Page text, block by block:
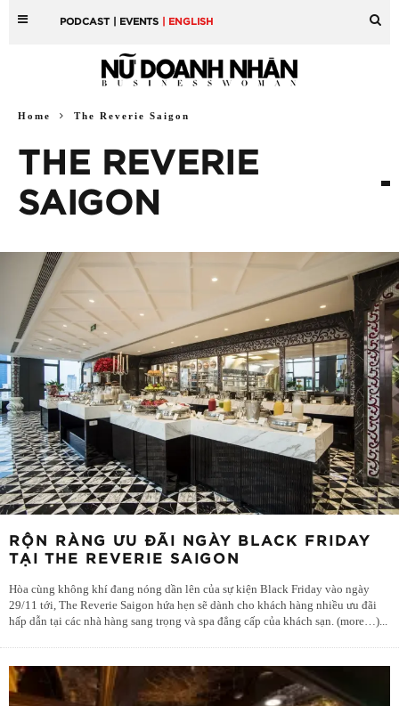
PODCAST | EVENTS | ENGLISH
Home The Reverie Saigon
THE REVERIE
SAIGON
RỘN RÀNG ƯU ĐÃI NGÀY BLACK FRIDAY
TẠI THE REVERIE SAIGON
Hòa cùng không khí đang nóng dần lên của sự kiện Black Friday vào ngày
29/11 tới, The Reverie Saigon hứa hẹn sẽ dành cho khách hàng nhiều ưu đãi
hấp dẫn tại các nhà hàng sang trọng và spa đẳng cấp của khách sạn. (more…)...